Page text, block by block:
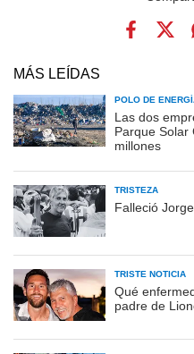
MÁS LEÍDAS
POLO DE
Las dos
Parque Solar
millones
TRISTEZA
Falleció
TRISTE NOTICIA
Qué
padre de